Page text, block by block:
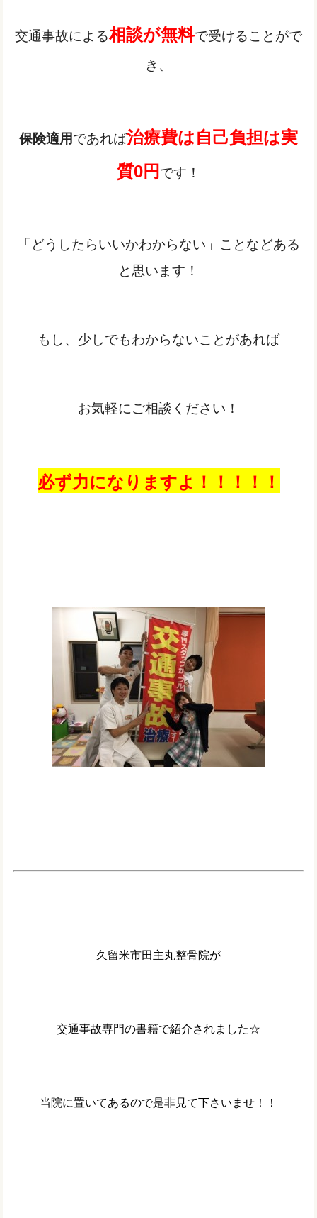
交通事故による相談が無料で受けることがで
き、
保険適用であれば治療費は自己負担は実
質0円 です！
「どうしたらいいかわからない」ことなどある
と思います！
もし、少しでもわからないことがあれば
お気軽にご相談ください！
必ず力になりますよ！！！！！
久留米市田主丸整骨院が
交通事故専門の書籍で紹介されました☆
当院に置いてあるので是非見て下さいませ！！